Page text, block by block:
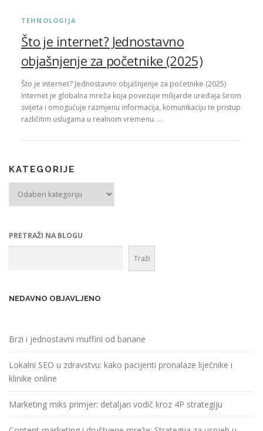
TEHNOLOGIJA
Što je internet? Jednostavno
objašnjenje za početnike (2025)
Što je internet? Jednostavno objašnjenje za početnike (2025)
Internet je globalna mreža koja povezuje milijarde uređaja širom
svijeta i omogućuje razmjenu informacija, komunikaciju te pristup
različitim uslugama u realnom vremenu. …
KATEGORIJE
PRETRAŽI NA BLOGU
Traži
NEDAVNO OBJAVLJENO
Brzi i jednostavni muffini od banane
Lokalni SEO u zdravstvu: kako pacijenti pronalaze liječnike i
klinike online
Marketing miks primjer: detaljan vodič kroz 4P strategiju